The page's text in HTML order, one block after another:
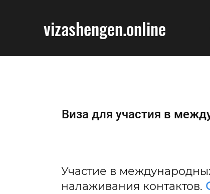
vizashengen.online
Виза для участия в
Участие в
налаживания контактов.